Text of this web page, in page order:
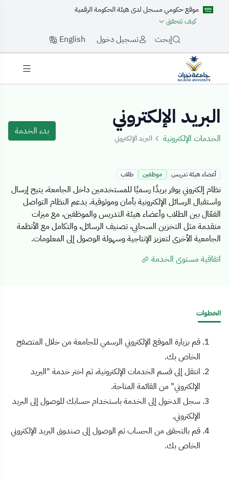
موقع حكومي مسجل لدى هيئة الحكومة الرقمية
كيف تتحقق
إبحث تسجيل دخول English
Template
البريد الإلكتروني
الخدمات الإلكترونية البريد الإلكتروني
بدء الخدمة
أعضاء هيئة تدريس موظفين طلاب
نظام إلكتروني يوفر بريدًا رسميًا للمستخدمين داخل الجامعة، يتيح إرسال
واستقبال الرسائل الإلكترونية بأمان وموثوقية. يدعم النظام التواصل
الفعّال بين الطلاب وأعضاء هيئة التدريس والموظفين، مع ميزات
متقدمة مثل التخزين السحابي، تصنيف الرسائل، والتكامل مع الأنظمة
الجامعية الأخرى لتعزيز الإنتاجية وسهولة الوصول إلى المعلومات.
اتفاقية مستوى الخدمة
الخطوات
قم بزيارة الموقع الإلكتروني الرسمي للجامعة من خلال المتصفح
الخاص بك.
انتقل إلى قسم الخدمات الإلكترونية، ثم اختر خدمة "البريد
الإلكتروني" من القائمة المتاحة.
سجل الدخول إلى الخدمة باستخدام حسابك للوصول إلى البريد
الإلكتروني.
قم بالتحقق من الحساب ثم الوصول إلى صندوق البريد الإلكتروني
الخاص بك.